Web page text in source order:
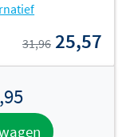
31,96 25,57